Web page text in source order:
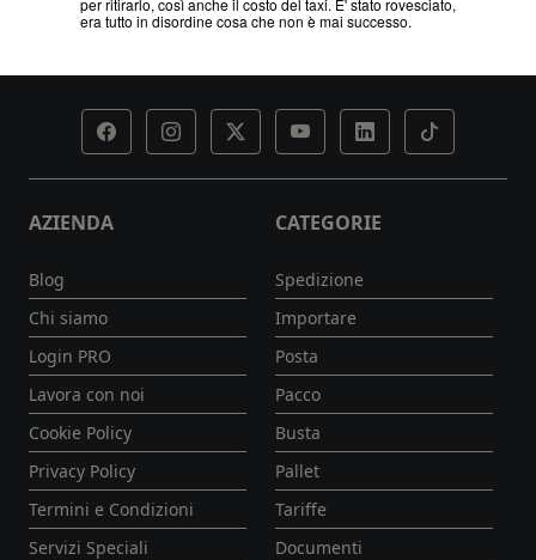
AZIENDA
Blog
Chi siamo
Login PRO
Lavora con noi
Cookie Policy
Privacy Policy
Termini e Condizioni
Servizi Speciali
CATEGORIE
Spedizione
Importare
Posta
Pacco
Busta
Pallet
Tariffe
Documenti